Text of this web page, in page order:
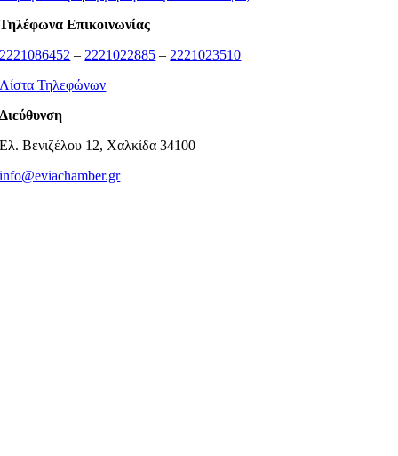
Τηλέφωνα Επικοινωνίας
2221086452 – 2221022885 – 2221023510
Λίστα Τηλεφώνων
Διεύθυνση
Ελ. Βενιζέλου 12, Χαλκίδα 34100
info@eviachamber.gr